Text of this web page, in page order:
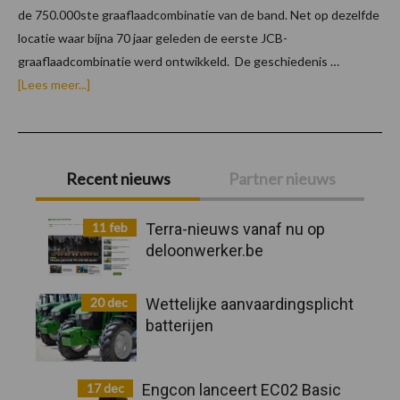
de 750.000ste graaflaadcombinatie van de band. Net op dezelfde
locatie waar bijna 70 jaar geleden de eerste JCB-
graaflaadcombinatie werd ontwikkeld. De geschiedenis …
[Lees meer...]
Primaire
Sidebar
Recent nieuws Partner nieuws
11 feb
Terra-nieuws vanaf nu op
deloonwerker.be
20 dec
Wettelijke aanvaardingsplicht
batterijen
17 dec Engcon lanceert EC02 Basic